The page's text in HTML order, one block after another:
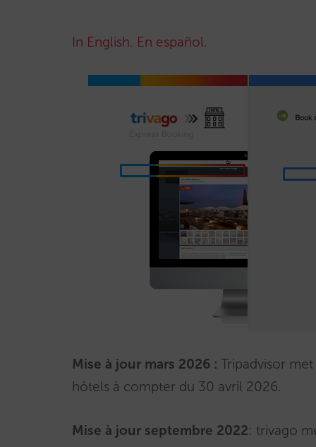
In English. En español.
Mise à jour mars 2026 : Tripadvisor
hôtels à compter du 30 avril 2026.
Mise à jour septembre 2022: trivago